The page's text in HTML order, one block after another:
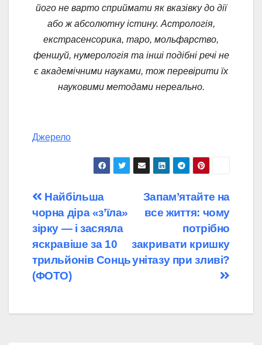
його не варто сприймати як вказівку до дії
або ж абсолютну істину. Астрологія,
екстрасенсорика, таро, мольфарство,
феншуй, нумерологія та інші подібні речі не
є академічними науками, тож перевірити їх
науковими методами нереально.
Джерело
Навігація
записів
Запам’ятайте на
все життя: чому
потрібно
закривати кришку
унітазу при зливі?
Найбільша
чорна діра «з’їла»
зірку — і засяяла
яскравіше за 10
трильйонів Сонць
(ФОТО)